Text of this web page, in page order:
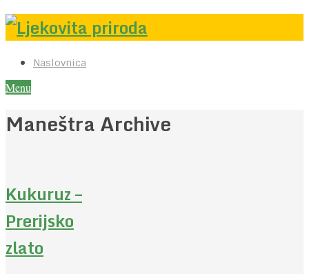
Naslovnica
Menu
Maneštra Archive
Kukuruz –
Prerijsko
zlato